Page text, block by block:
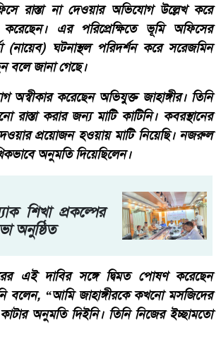
রাস্তা না দেওয়ার অভিযোগ উল্লেখ করে
এর পরিপ্রেক্ষিতে ভূমি অফিসের
(নায়েব) ঘটনাস্থল পরিদর্শন করে সরেজমিন
বলে জানা গেছে।
করেছেন অভিযুক্ত জাহাঙ্গীর। তিনি
করার জন্য মাটি কাটিনি। কবরস্থানের
প্রয়োজন হওয়ায় মাটি নিয়েছি। নজরুল
অনুমতি দিয়েছিলেন।
শিখা প্রকল্পের
অনুষ্ঠিত
এই দাবির সঙ্গে দ্বিমত পোষণ করেছেন
বলেন, “আমি জাহাঙ্গীরকে কখনো মসজিদের
অনুমতি দিইনি। তিনি নিজের ইচ্ছামতো